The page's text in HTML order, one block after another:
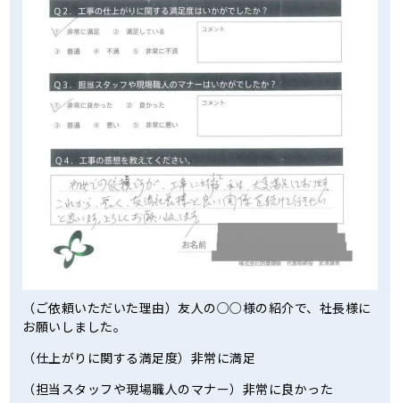
（ご依頼いただいた理由）友人の○○様の紹介で、社長様に
お願いしました。
（仕上がりに関する満足度）非常に満足
（担当スタッフや現場職人のマナー）非常に良かった